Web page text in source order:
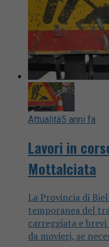
Attualità5 anni fa
Lavori in
Mottalciata
La Provincia di
temporanea del
carreggiata e
da movieri, se